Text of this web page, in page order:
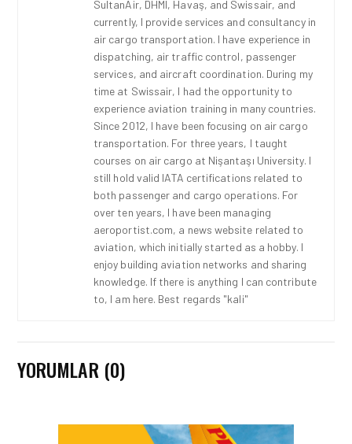
SultanAir, DHMI, Havaş, and Swissair, and
currently, I provide services and consultancy in
air cargo transportation. I have experience in
dispatching, air traffic control, passenger
services, and aircraft coordination. During my
time at Swissair, I had the opportunity to
experience aviation training in many countries.
Since 2012, I have been focusing on air cargo
transportation. For three years, I taught
courses on air cargo at Nişantaşı University. I
still hold valid IATA certifications related to
both passenger and cargo operations. For
over ten years, I have been managing
aeroportist.com, a news website related to
aviation, which initially started as a hobby. I
enjoy building aviation networks and sharing
knowledge. If there is anything I can contribute
to, I am here. Best regards "kali"
YORUMLAR (0)